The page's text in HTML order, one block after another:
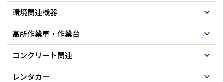
環境関連機器
高所作業車・作業台
コンクリート関連
レンタカー